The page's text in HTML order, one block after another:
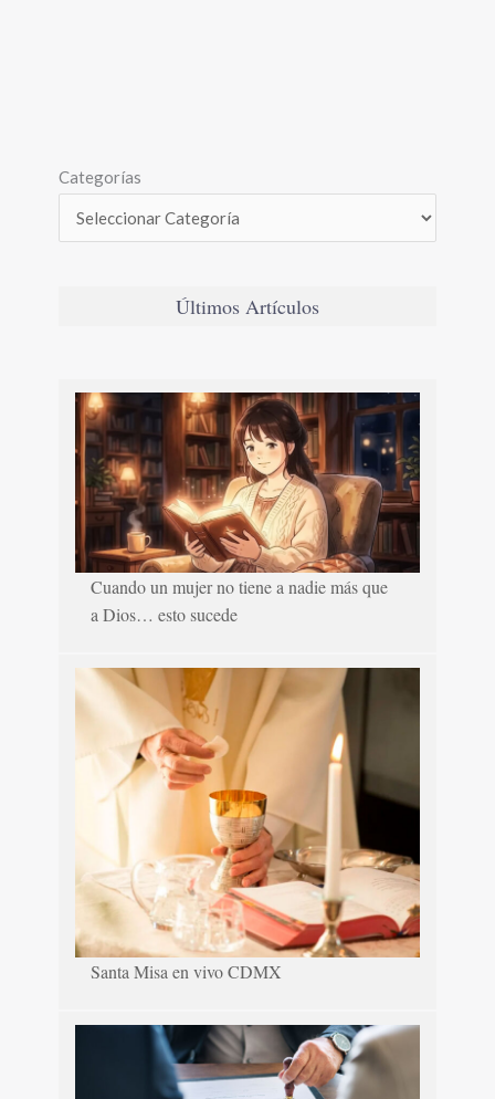
Categorías
Últimos Artículos
Cuando un mujer no tiene a nadie más que
a Dios… esto sucede
Santa Misa en vivo CDMX